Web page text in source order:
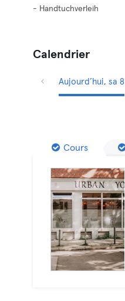
- Handtuchverleih
Calendrier
Aujourd’hui, sa 8
Cours